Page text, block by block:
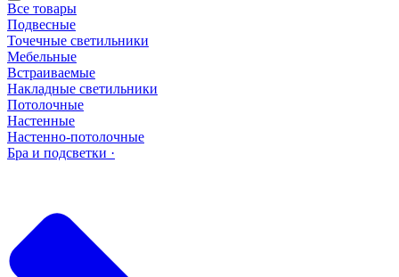
Все товары
Подвесные
Точечные светильники
Мебельные
Встраиваемые
Накладные светильники
Потолочные
Настенные
Настенно-потолочные
Бра и подсветки ·